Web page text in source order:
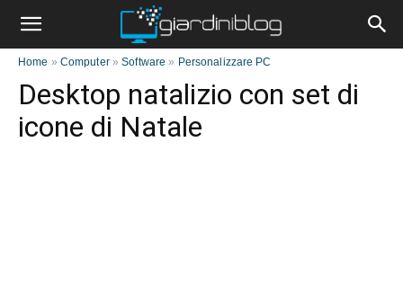
Home » Computer»Software » Personalizzare PC
Desktop natalizio con set di
icone di Natale